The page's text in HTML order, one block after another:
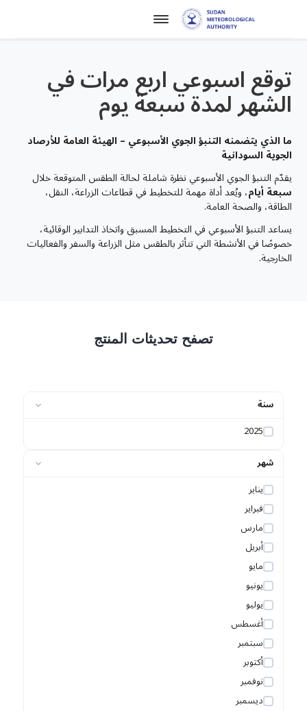
توقع اسبوعي اربع مرات في
الشهر لمدة سبعة يوم
ما الذي يتضمنه التنبؤ الجوي الأسبوعي – الهيئة العامة للأرصاد
الجوية السودانية
يقدّم التنبؤ الجوي الأسبوعي نظرة شاملة لحالة الطقس المتوقعة خلال
سبعة أيام، ويُعد أداة مهمة للتخطيط في قطاعات الزراعة، النقل،
الطاقة، والصحة العامة.
يساعد التنبؤ الأسبوعي في التخطيط المسبق واتخاذ التدابير الوقائية،
خصوصًا في الأنشطة التي تتأثر بالطقس مثل الزراعة والسفر والفعاليات
الخارجية.
تصفح تحديثات المنتج
سنة
2025
شهر
يناير
فبراير
مارس
أبريل
مايو
يونيو
يوليو
أغسطس
سبتمبر
أكتوبر
نوفمبر
ديسمبر